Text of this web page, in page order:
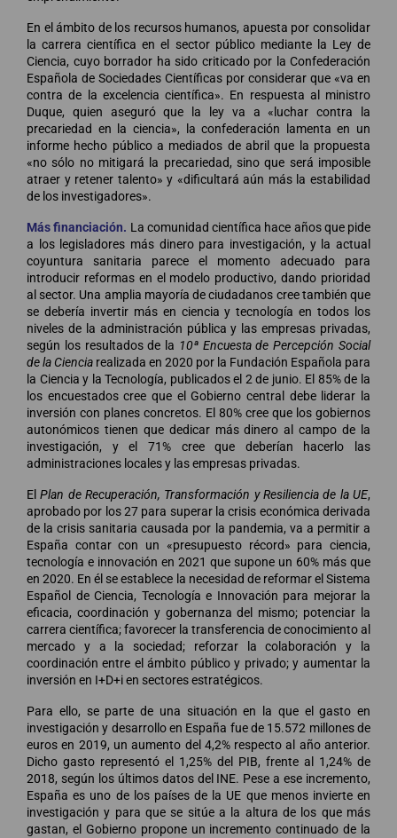
En el ámbito de los recursos humanos, apuesta por consolidar
la carrera científica en el sector público mediante la Ley de
Ciencia, cuyo borrador ha sido criticado por la Confederación
Española de Sociedades Científicas por considerar que «va en
contra de la excelencia científica». En respuesta al ministro
Duque, quien aseguró que la ley va a «luchar contra la
precariedad en la ciencia», la confederación lamenta en un
informe hecho público a mediados de abril que la propuesta
«no sólo no mitigará la precariedad, sino que será imposible
atraer y retener talento» y «dificultará aún más la estabilidad
de los investigadores».
Más financiación. La comunidad científica hace años que pide
a los legisladores más dinero para investigación, y la actual
coyuntura sanitaria parece el momento adecuado para
introducir reformas en el modelo productivo, dando prioridad
al sector. Una amplia mayoría de ciudadanos cree también que
se debería invertir más en ciencia y tecnología en todos los
niveles de la administración pública y las empresas privadas,
según los resultados de la 10ª Encuesta de Percepción Social
de la Ciencia realizada en 2020 por la Fundación Española para
la Ciencia y la Tecnología, publicados el 2 de junio. El 85% de la
los encuestados cree que el Gobierno central debe liderar la
inversión con planes concretos. El 80% cree que los gobiernos
autonómicos tienen que dedicar más dinero al campo de la
investigación, y el 71% cree que deberían hacerlo las
administraciones locales y las empresas privadas.
ElPlan de Recuperación, Transformación y Resiliencia de la UE,
aprobado por los 27 para superar la crisis económica derivada
de la crisis sanitaria causada por la pandemia, va a permitir a
España contar con un «presupuesto récord» para ciencia,
tecnología e innovación en 2021 que supone un 60% más que
en 2020. En él se establece la necesidad de reformar el Sistema
Español de Ciencia, Tecnología e Innovación para mejorar la
eficacia, coordinación y gobernanza del mismo; potenciar la
carrera científica; favorecer la transferencia de conocimiento al
mercado y a la sociedad; reforzar la colaboración y la
coordinación entre el ámbito público y privado; y aumentar la
inversión en I+D+i en sectores estratégicos.
Para ello, se parte de una situación en la que el gasto en
investigación y desarrollo en España fue de 15.572 millones de
euros en 2019, un aumento del 4,2% respecto al año anterior.
Dicho gasto representó el 1,25% del PIB, frente al 1,24% de
2018, según los últimos datos del INE. Pese a ese incremento,
España es uno de los países de la UE que menos invierte en
investigación y para que se sitúe a la altura de los que más
gastan, el Gobierno propone un incremento continuado de la